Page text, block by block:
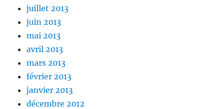
juillet 2013
juin 2013
mai 2013
avril 2013
mars 2013
février 2013
janvier 2013
décembre 2012